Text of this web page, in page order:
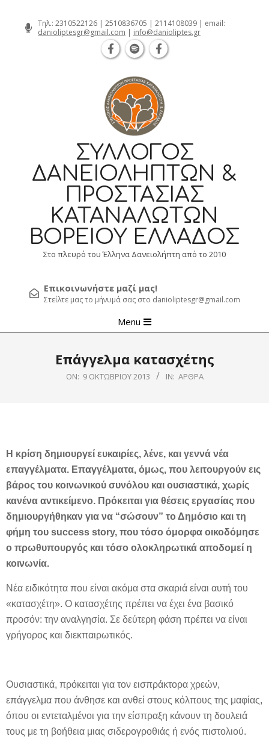
Τηλ.: 2310522126 | 2510836705 | 2114108039 | email:
danioliptesgr@gmail.com | info@danioliptes.gr
ΣΎΛΛΟΓΟΣ
ΔΑΝΕΙΟΛΗΠΤΏΝ &
ΠΡΟΣΤΑΣΊΑΣ
ΚΑΤΑΝΑΛΩΤΏΝ
ΒΟΡΕΊΟΥ ΕΛΛΆΔΟΣ
Στο πλευρό του Έλληνα Δανειολήπτη από το 2010
Επικοινωνήστε μαζί μας!
Στείλτε μας το μήνυμά σας στο danioliptesgr@gmail.com
Navigation
Menu
Επάγγελμα κατασχέτης
ON: 9 ΟΚΤΩΒΡΊΟΥ 2013 IN: ΆΡΘΡΑ
Η κρίση δημιουργεί ευκαιρίες, λένε, και γεννά νέα
επαγγέλματα. Επαγγέλματα, όμως, που λειτουργούν εις
βάρος του κοινωνικού συνόλου και ουσιαστικά, χωρίς
κανένα αντικείμενο. Πρόκειται για θέσεις εργασίας που
δημιουργήθηκαν για να “σώσουν” το Δημόσιο και τη
φήμη του success story, που τόσο όμορφα οικοδόμησε
ο πρωθυπουργός και τόσο ολοκληρωτικά αποδομεί η
κοινωνία.
Νέα ειδικότητα που είναι ακόμα στα σκαριά είναι αυτή του
«κατασχέτη». Ο κατασχέτης πρέπει να έχει ένα βασικό
προσόν: την αναλγησία. Σε δεύτερη φάση πρέπει να είναι
γρήγορος και διεκπαιρωτικός.
Ουσιαστικά, πρόκειται για τον εισπράκτορα χρεών,
επάγγελμα που άνθησε και ανθεί στους κόλπους της μαφίας,
όπου οι εντεταλμένοι για την είσπραξη κάνουν τη δουλειά
τους με τη βοήθεια μιας σιδερογροθιάς ή ενός πιστολιού.